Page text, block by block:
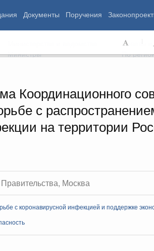
Документы Поручения
Координационного
с
на территории
Москва
с коронавирусной инфекцией и поддержке
Министры
Советы и
По
и труд
развитие
Регулирование
Экология
Жильё и
Транспорт и
Сельское
проекты